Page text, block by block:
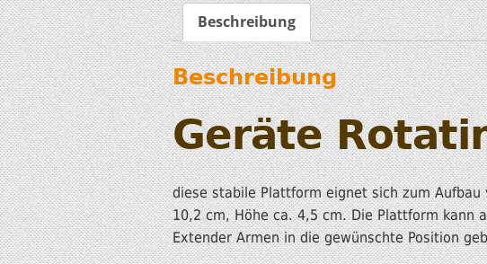
Beschreibung
Beschreibung
Geräte
diese stabile Plattform eignet sich zum
10,2 cm, Höhe ca. 4,5 cm. Die Plattform kann
Extender Armen in die gewünschte Position